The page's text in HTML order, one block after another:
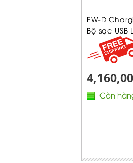
EW-D
Bộ sạc USB
Còn